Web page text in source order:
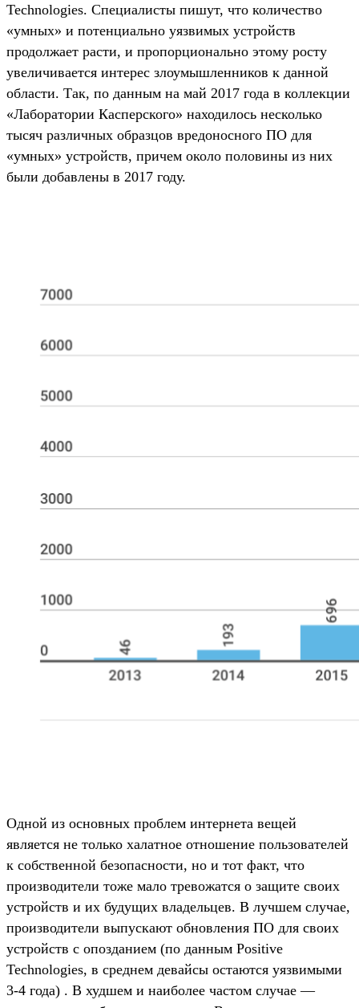
Technologies. Специалисты пишут, что количество
«умных» и потенциально уязвимых устройств
продолжает расти, и пропорционально этому росту
увеличивается интерес злоумышленников к данной
области. Так, по данным на май 2017 года в коллекции
«Лаборатории Касперского» находилось несколько
тысяч различных образцов вредоносного ПО для
«умных» устройств, причем около половины из них
были добавлены в 2017 году.
Одной из основных проблем интернета вещей
является не только халатное отношение пользователей
к собственной безопасности, но и тот факт, что
производители тоже мало тревожатся о защите своих
устройств и их будущих владельцев. В лучшем случае,
производители выпускают обновления ПО для своих
устройств с опозданием (по данным Positive
Technologies, в среднем девайсы остаются уязвимыми
3-4 года) . В худшем и наиболее частом случае —